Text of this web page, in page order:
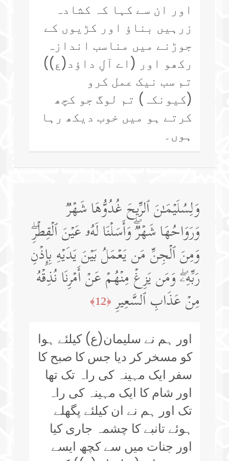
اور ان سے کہا کہ کشادہ
زرہیں بناؤ اور کڑیوں کے
جوڑنے میں مناسب اندازہ
رکھو اور (اے آلِ داؤد(ع))
تم سب نیک عمل کرو
(کیونکہ) تم لوگ جو کچھ
کرتے ہو میں خوب دیکھ رہا
ہوں۔
وَلِسُلَیۡمَـٰنَ ٱلرِّیحَ غُدُوُّهَا شَهۡرࣱ
وَرَوَاحُهَا شَهۡرࣱۖ وَأَسَلۡنَا لَهُۥ عَیۡنَ ٱلۡقِطۡرِۖ
وَمِنَ ٱلۡجِنِّ مَن یَعۡمَلُ بَیۡنَ یَدَیۡهِ بِإِذۡنِ
رَبِّهِۦۖ وَمَن یَزِغۡ مِنۡهُمۡ عَنۡ أَمۡرِنَا نُذِقۡهُ
مِنۡ عَذَابِ ٱلسَّعِیرِ ﴿12﴾
اور ہم نے سلیمان(ع) کیلئے ہوا
کو مسخر کر دیا جس کا صبح کا
سفر ایک مہینہ کی راہ تک تھا
اور شام کا ایک مہینہ کی راہ
تک اور ہم نے ان کیلئے پگھلے
ہوئے تانبے کا چشمہ جاری کیا
اور جنات میں سے کچھ ایسے